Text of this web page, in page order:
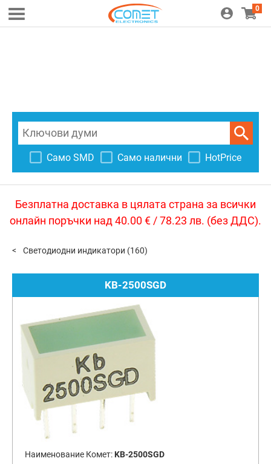
0
Само SMD Само налични HotPrice
Безплатна доставка в цялата страна за всички
онлайн поръчки над 40.00 € / 78.23 лв. (без ДДС).
Светодиодни индикатори (160)
KB-2500SGD
Наименование Комет: KB-2500SGD